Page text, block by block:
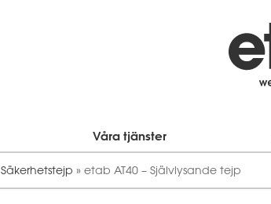
Våra tjänster
Säkerhetstejp » etab AT40 – Själv­lysande tejp